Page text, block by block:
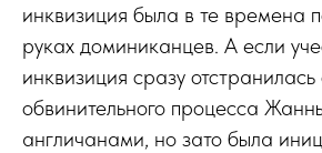
инквизиция была в те времена
руках доминиканцев. А если
инквизиция сразу отстранилась
обвинительного процесса
англичанами, но зато была